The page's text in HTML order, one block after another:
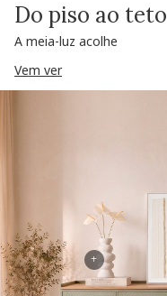
Do piso ao teto
A meia-luz acolhe
Vem ver
+